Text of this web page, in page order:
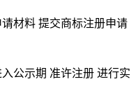
材料 提交商标注册申请
公示期 准许注册 进行实